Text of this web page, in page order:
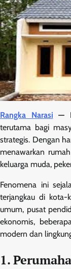
Rangka Narasi —
terutama bagi
strategis. Dengan
menawarkan
keluarga muda,
Fenomena ini
terjangkau di kota-
umum, pusat
ekonomis,
modern dan
1.